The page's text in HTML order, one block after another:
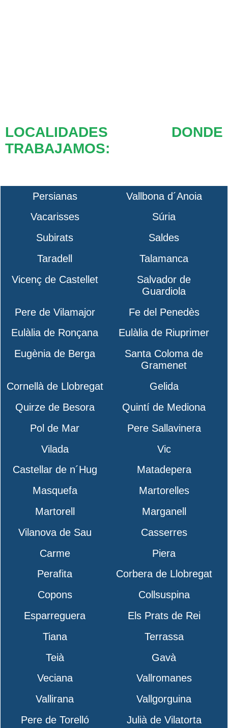
LOCALIDADES DONDE
TRABAJAMOS:
Persianas
Vallbona d´Anoia
Vacarisses
Súria
Subirats
Saldes
Taradell
Talamanca
Vicenç de Castellet
Salvador de
Guardiola
Pere de Vilamajor
Fe del Penedès
Eulàlia de Ronçana
Eulàlia de Riuprimer
Eugènia de Berga
Santa Coloma de
Gramenet
Cornellà de Llobregat
Gelida
Quirze de Besora
Quintí de Mediona
Pol de Mar
Pere Sallavinera
Vilada
Vic
Castellar de n´Hug
Matadepera
Masquefa
Martorelles
Martorell
Marganell
Vilanova de Sau
Casserres
Carme
Piera
Perafita
Corbera de Llobregat
Copons
Collsuspina
Esparreguera
Els Prats de Rei
Tiana
Terrassa
Teià
Gavà
Veciana
Vallromanes
Vallirana
Vallgorguina
Pere de Torelló
Julià de Vilatorta